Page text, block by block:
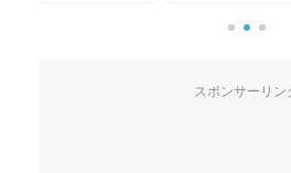
スポンサーリン